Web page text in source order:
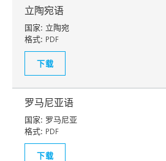
立陶宛语
国家: 立陶宛
格式: PDF
下载
罗马尼亚语
国家: 罗马尼亚
格式: PDF
下载